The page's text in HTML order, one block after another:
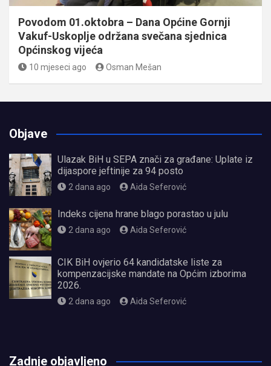
Povodom 01.oktobra – Dana Općine Gornji
Vakuf-Uskoplje održana svečana sjednica
Općinskog vijeća
10 mjeseci ago Osman Mešan
Objave
Ulazak BiH u SEPA znači za građane: Uplate iz
dijaspore jeftinije za 94 posto
2 dana ago Aida Seferović
Indeks cijena hrane blago porastao u julu
2 dana ago Aida Seferović
CIK BiH ovjerio 64 kandidatske liste za
kompenzacijske mandate na Općim izborima
2026.
2 dana ago Aida Seferović
Zadnje objavljeno